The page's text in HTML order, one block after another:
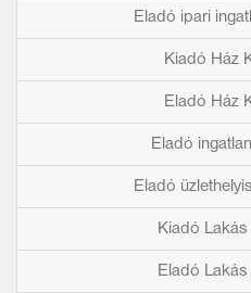
Eladó ipari
Kiadó Ház
Eladó Ház
Eladó
Eladó
Kiadó Lakás
Eladó Lakás